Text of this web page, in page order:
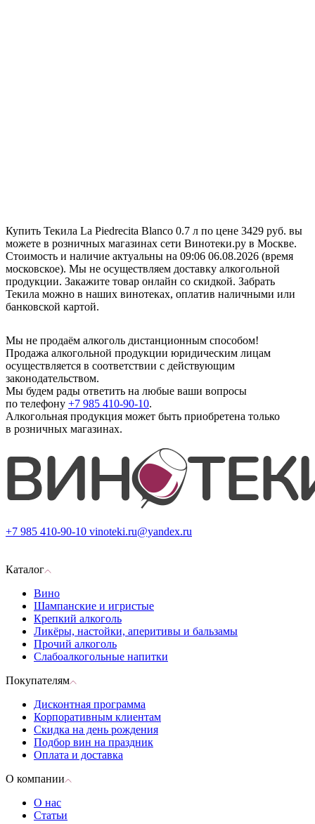
Купить Текила La Piedrecita Blanco 0.7 л по цене 3429 руб. вы
можете в розничных магазинах сети Винотеки.ру в Москве.
Стоимость и наличие актуальны на 09:06 06.08.2026 (время
московское). Мы не осуществляем доставку алкогольной
продукции. Закажите товар онлайн со скидкой. Забрать
Текила можно в наших винотеках, оплатив наличными или
банковской картой.
Мы не продаём алкоголь дистанционным способом!
Продажа алкогольной продукции юридическим лицам
осуществляется в соответствии с действующим
законодательством.
Мы будем рады ответить на любые ваши вопросы
по телефону +7 985 410-90-10.
Алкогольная продукция может быть приобретена только
в розничных магазинах.
+7 985 410-90-10 vinoteki.ru@yandex.ru
Каталог
Вино
Шампанские и игристые
Крепкий алкоголь
Ликёры, настойки, аперитивы и бальзамы
Прочий алкоголь
Слабоалкогольные напитки
Покупателям
Дисконтная программа
Корпоративным клиентам
Скидка на день рождения
Подбор вин на праздник
Оплата и доставка
О компании
О нас
Статьи